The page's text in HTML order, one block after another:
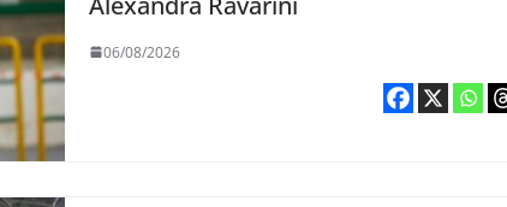
06/08/2026